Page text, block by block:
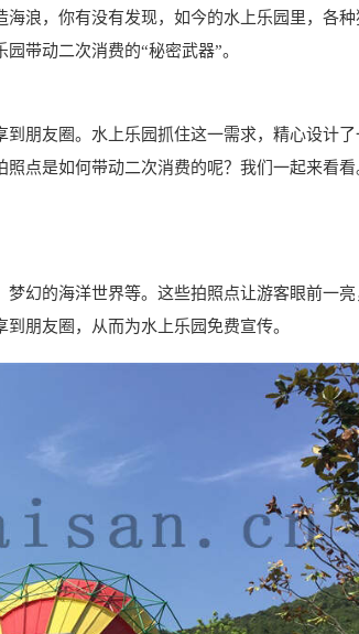
浪，你有没有发现，如今的水上乐园里，各
带动二次消费的“秘密武器”。
朋友圈。水上乐园抓住这一需求，精心设计
点是如何带动二次消费的呢？我们一起来看看
幻的海洋世界等。这些拍照点让游客眼前一
朋友圈，从而为水上乐园免费宣传。